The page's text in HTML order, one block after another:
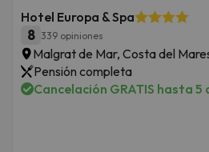
Hotel Europa & Spa
8 339 opiniones
Malgrat de Mar, Costa del
Pensión completa
Cancelación GRATIS hasta 5